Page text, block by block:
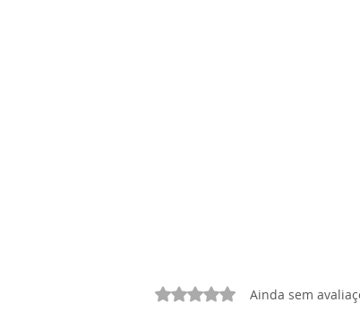
Avaliado com 0 de 5 estrelas.
Ainda sem